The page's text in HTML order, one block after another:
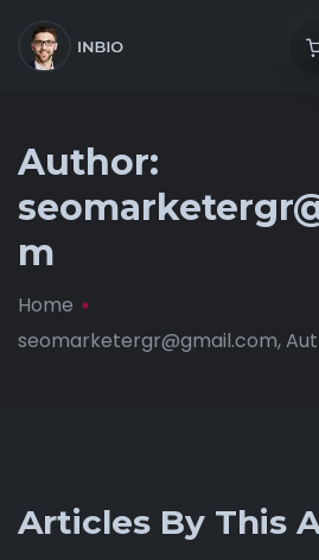
Author:
m
Home
seomarketergr@gmail.com,
Articles By This